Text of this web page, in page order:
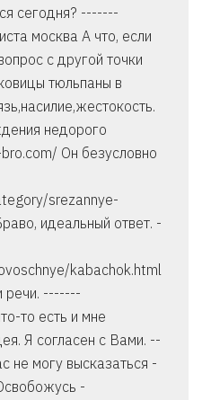
сегодня? -------
москва А что, если
с другой точки
тюльпаны в
недорого
Он безусловно
srezannye-
идеальный ответ. -
kabachok.html
речи. -------
то есть и мне
Я согласен с Вами. --
не могу высказаться -
-